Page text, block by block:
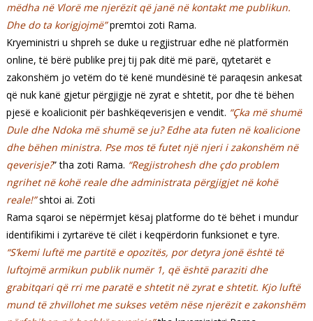
mëdha në Vlorë me njerëzit që janë në kontakt me publikun.
Dhe do ta korigjojmë”premtoi zoti Rama.
Kryeministri u shpreh se duke u regjistruar edhe në platformën
online, të bërë publike prej tij pak ditë më parë, qytetarët e
zakonshëm jo vetëm do të kenë mundësinë të paraqesin ankesat
që nuk kanë gjetur përgjigje në zyrat e shtetit, por dhe të bëhen
pjesë e koalicionit për bashkëqeverisjen e vendit. “Çka më shumë
Dule dhe Ndoka më shumë se ju? Edhe ata futen në koalicione
dhe bëhen ministra. Pse mos të futet një njeri i zakonshëm në
qeverisje?” tha zoti Rama. “Regjistrohesh dhe çdo problem
ngrihet në kohë reale dhe administrata përgjigjet në kohë
reale!”shtoi ai. Zoti
Rama sqaroi se nëpërmjet kësaj platforme do të bëhet i mundur
identifikimi i zyrtarëve të cilët i keqpërdorin funksionet e tyre.
“S’kemi luftë me partitë e opozitës, por detyra jonë është të
luftojmë armikun publik numër 1, që është paraziti dhe
grabitqari që rri me paratë e shtetit në zyrat e shtetit. Kjo luftë
mund të zhvillohet me sukses vetëm nëse njerëzit e zakonshëm